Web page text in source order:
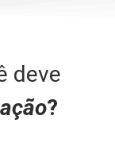
deve
?